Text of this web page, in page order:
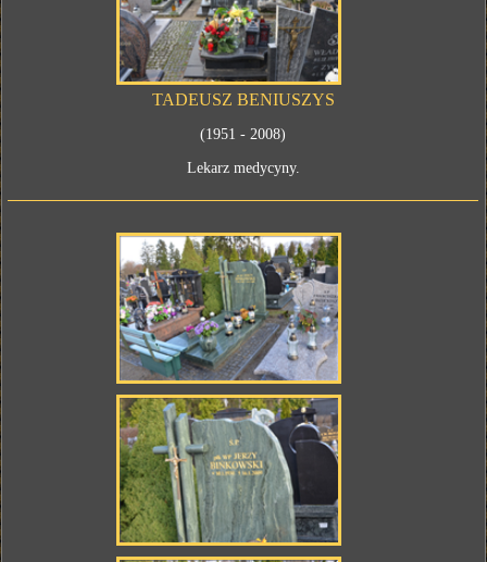
TADEUSZ BENIUSZYS
(1951 - 2008)
Lekarz medycyny.